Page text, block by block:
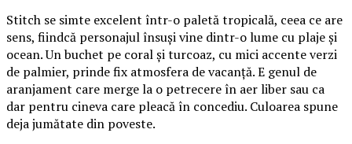
Stitch se simte excelent într-o paletă tropicală, ceea ce are
sens, fiindcă personajul însuși vine dintr-o lume cu plaje și
ocean. Un buchet pe coral și turcoaz, cu mici accente verzi
de palmier, prinde fix atmosfera de vacanță. E genul de
aranjament care merge la o petrecere în aer liber sau ca
dar pentru cineva care pleacă în concediu. Culoarea spune
deja jumătate din poveste.